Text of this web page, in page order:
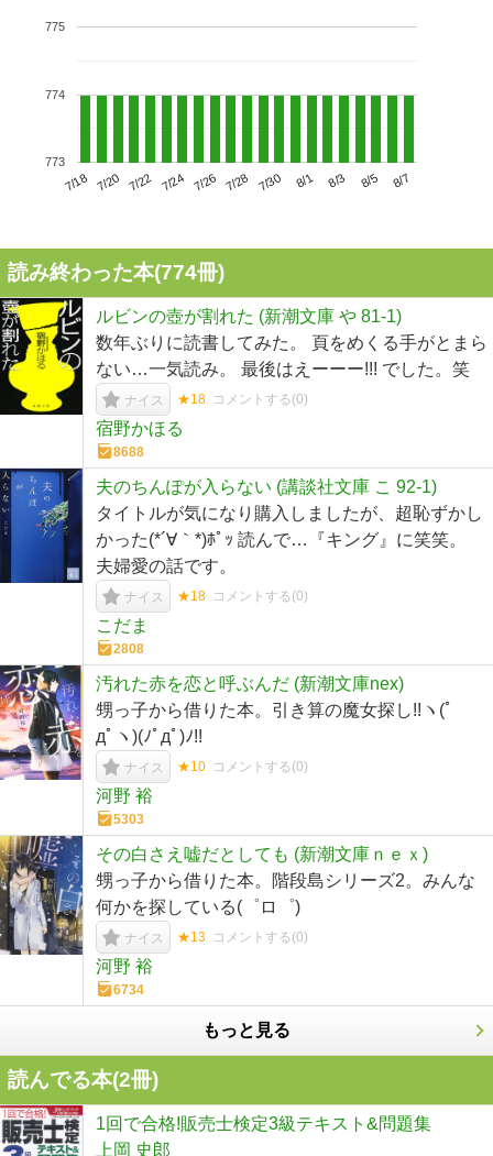
7/18 7/20 7/22 7/24 7/26 7/28 7/30 8/1 8/3 8/5 8/7
773
774
775
読み終わった本(774冊)
ルビンの壺が割れた (新潮文庫 や 81-1)
数年ぶりに読書してみた。 頁をめくる手がとまら
ない…一気読み。 最後はえーーー!!! でした。笑
ナイス ★18 コメントする(0)
宿野かほる
8688
夫のちんぽが入らない (講談社文庫 こ 92-1)
タイトルが気になり購入しましたが、超恥ずかし
かった(*´∀｀*)ﾎﾟｯ 読んで…『キング』に笑笑。
夫婦愛の話です。
ナイス ★18 コメントする(0)
こだま
2808
汚れた赤を恋と呼ぶんだ (新潮文庫nex)
甥っ子から借りた本。引き算の魔女探し!!ヽ(ﾟ
дﾟヽ)(ﾉﾟдﾟ)ﾉ!!
ナイス ★10 コメントする(0)
河野 裕
5303
その白さえ嘘だとしても (新潮文庫ｎｅｘ)
甥っ子から借りた本。階段島シリーズ2。みんな
何かを探している(゜ロ゜)
ナイス ★13 コメントする(0)
河野 裕
6734
もっと見る
読んでる本(2冊)
1回で合格!販売士検定3級テキスト&問題集
上岡 史郎